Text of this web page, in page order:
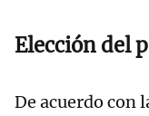
Elección del
De acuerdo con